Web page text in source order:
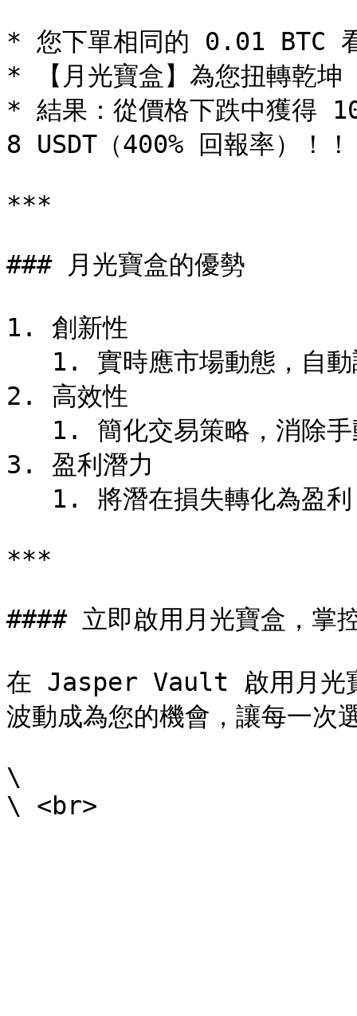
* 您下單相同的 0.01 BTC
* 【月光寶盒】為您扭轉乾坤
* 結果：從價格下跌中獲得
8 USDT（400% 回報率）！！
***
### 月光寶盒的優勢
1. 創新性
2. 高效性
3. 盈利潛力
***
#### 立即啟用月光寶盒，掌
在 Jasper Vault 啟用月光寶
波動成為您的機會，讓每一次
\